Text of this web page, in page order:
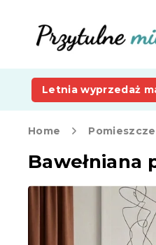
Letnia wyprzedaż
Home
Bawełniana